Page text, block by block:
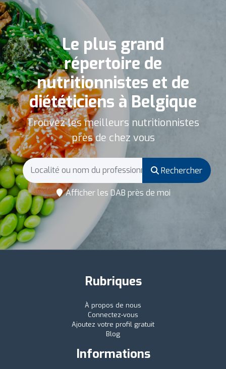
Le plus grand
répertoire de
nutritionnistes et de
diététiciens à Belgique
Trouvez les meilleurs nutritionnistes
près de chez vous
Rechercher
Afficher les DAB près de moi
Rubriques
À propos de nous
Connectez-vous
Ajoutez votre profil gratuit
Blog
Informations